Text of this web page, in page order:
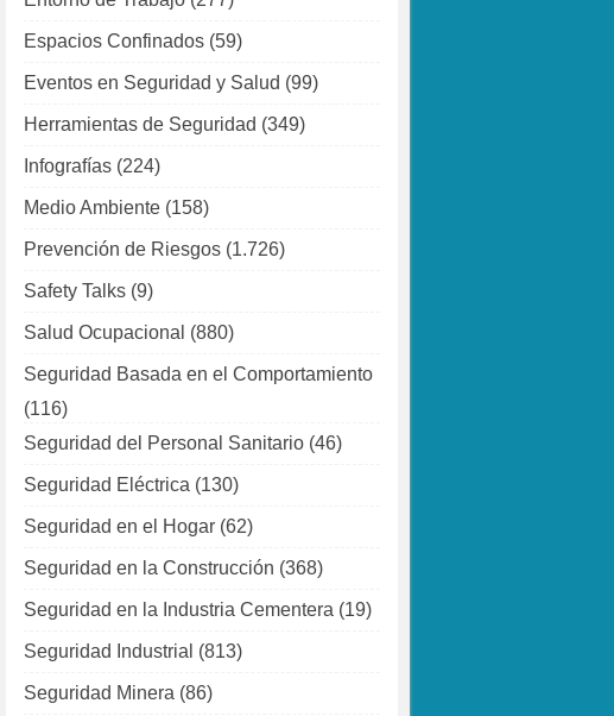
Espacios Confinados (59)
Eventos en Seguridad y Salud (99)
Herramientas de Seguridad (349)
Infografías (224)
Medio Ambiente (158)
Prevención de Riesgos (1.726)
Safety Talks (9)
Salud Ocupacional (880)
Seguridad Basada en el Comportamiento
(116)
Seguridad del Personal Sanitario (46)
Seguridad Eléctrica (130)
Seguridad en el Hogar (62)
Seguridad en la Construcción (368)
Seguridad en la Industria Cementera (19)
Seguridad Industrial (813)
Seguridad Minera (86)